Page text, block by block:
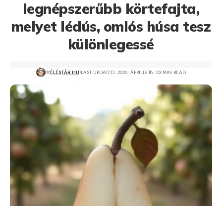
legnépszerűbb körtefajta,
melyet lédús, omlós húsa tesz
különlegessé
BYÉLÉSTÁR.HU LAST UPDATED: 2026. ÁPRILIS 18. 23 MIN READ